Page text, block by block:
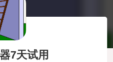
7天试用